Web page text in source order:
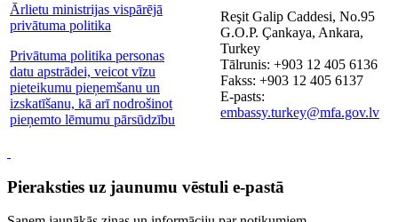
Ārlietu ministrijas vispārējā
privātuma politika
Privātuma politika personas
datu apstrādei, veicot vīzu
pieteikumu pieņemšanu un
izskatīšanu, kā arī nodrošinot
pieņemto lēmumu pārsūdzību
Reşit Galip Caddesi, No.95
G.O.P. Çankaya, Ankara,
Turkey
Tālrunis: +903 12 405 6136
Fakss: +903 12 405 6137
E-pasts:
embassy.turkey@mfa.gov.lv
Pieraksties uz jaunumu vēstuli e-pastā